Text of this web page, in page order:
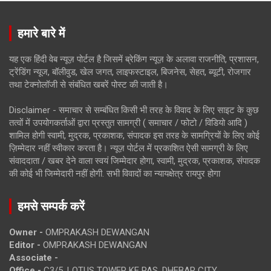
हमारे बारे में
यह एक हिंदी वेब न्यूज़ पोर्टल है जिसमें ब्रेकिंग न्यूज़ के अलावा राजनीति, प्रशासन,
ट्रेंडिंग न्यूज, बॉलीवुड, खेल जगत, लाइफस्टाइल, बिजनेस, सेहत, ब्यूटी, रोजगार
तथा टेक्नोलॉजी से संबंधित खबरें पोस्ट की जाती है।
Disclaimer - समाचार से सम्बंधित किसी भी तरह के विवाद के लिए साइट के कुछ
तत्वों में उपयोगकर्ताओं द्वारा प्रस्तुत सामग्री ( समाचार / फोटो / विडियो आदि )
शामिल होगी स्वामी, मुद्रक, प्रकाशक, संपादक इस तरह के सामग्रियों के लिए कोई
ज़िम्मेदार नहीं स्वीकार करता है। न्यूज़ पोर्टल में प्रकाशित ऐसी सामग्री के लिए
संवाददाता / खबर देने वाला स्वयं जिम्मेदार होगा, स्वामी, मुद्रक, प्रकाशक, संपादक
की कोई भी जिम्मेदारी नहीं होगी. सभी विवादों का न्यायक्षेत्र रायपुर होगा
हमसे सम्पर्क करें
Owner - OMPRAKASH DEWANGAN
Editor - OMPRAKASH DEWANGAN
Associate -